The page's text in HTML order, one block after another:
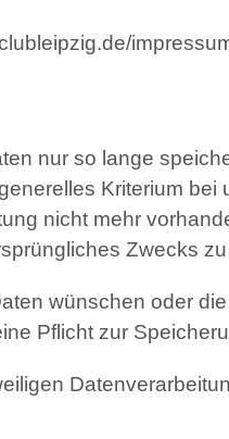
nur so lange
Kriterium
nicht mehr
Zwecks
wünschen oder
Pflicht zur